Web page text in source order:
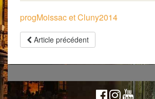
progMoissac et Cluny2014
Article précédent